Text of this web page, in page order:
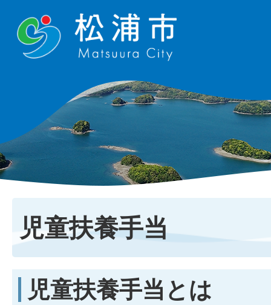
児童扶養手当
児童扶養手当とは